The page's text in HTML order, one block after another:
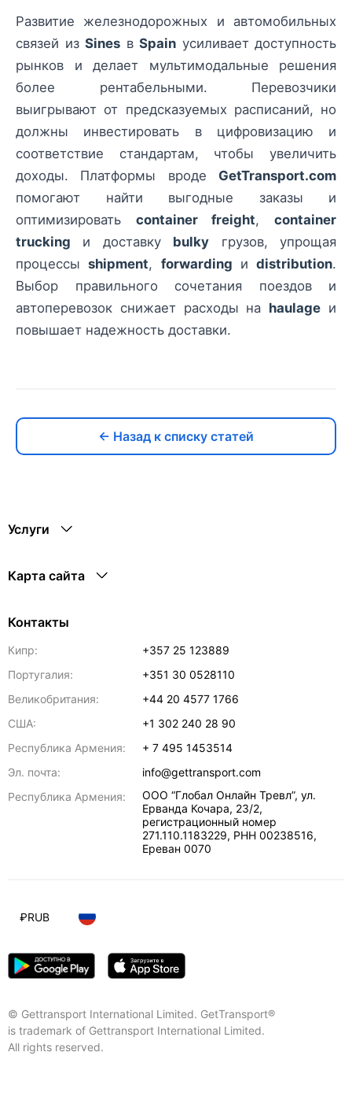
Развитие железнодорожных и автомобильных
связей из Sines в Spain усиливает доступность
рынков и делает мультимодальные решения
более рентабельными. Перевозчики
выигрывают от предсказуемых расписаний, но
должны инвестировать в цифровизацию и
соответствие стандартам, чтобы увеличить
доходы. Платформы вроде GetTransport.com
помогают найти выгодные заказы и
оптимизировать container freight,container
trucking и доставку bulky грузов, упрощая
процессыshipment, forwarding и distribution.
Выбор правильного сочетания поездов и
автоперевозок снижает расходы на haulage и
повышает надежность доставки.
← Назад к списку статей
Услуги
Карта сайта
Контакты
Кипр:
+357 25 123889
Португалия:
+351 30 0528110
Великобритания:
+44 20 4577 1766
США:
+1 302 240 28 90
Республика Армения:
+ 7 495 1453514
Эл. почта:
info@gettransport.com
Республика Армения:
ООО “Глобал Онлайн Тревл”, ул.
Ерванда Кочара, 23/2,
регистрационный номер
271.110.1183229, РНН 00238516,
Ереван 0070
© Gettransport International Limited. GetTransport®
is trademark of Gettransport International Limited.
All rights reserved.
₽RUB